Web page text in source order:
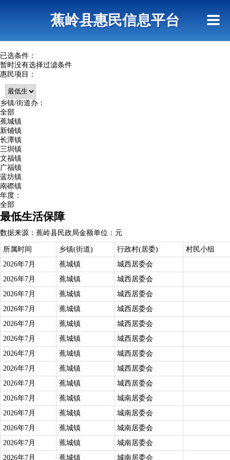
蕉岭县惠民信息平台
已选条件：
暂时没有选择过滤条件
惠民项目：
乡镇/街道办：
全部
蕉城镇
新铺镇
长潭镇
三圳镇
文福镇
广福镇
蓝坊镇
南磜镇
年度：
全部
最低生活保障
数据来源：蕉岭县民政局金额单位：元
所属时间 乡镇(街道) 行政村(居委)
村民小组
2026年7月
蕉城镇
城西居委会
2026年7月
蕉城镇
城西居委会
2026年7月
蕉城镇
城西居委会
2026年7月
蕉城镇
城西居委会
2026年7月
蕉城镇
城西居委会
2026年7月
蕉城镇
城西居委会
2026年7月
蕉城镇
城西居委会
2026年7月
蕉城镇
城西居委会
2026年7月
蕉城镇
城西居委会
2026年7月
蕉城镇
城南居委会
2026年7月
蕉城镇
城南居委会
2026年7月
蕉城镇
城南居委会
2026年7月
蕉城镇
城南居委会
2026年7月
蕉城镇 城南居委会